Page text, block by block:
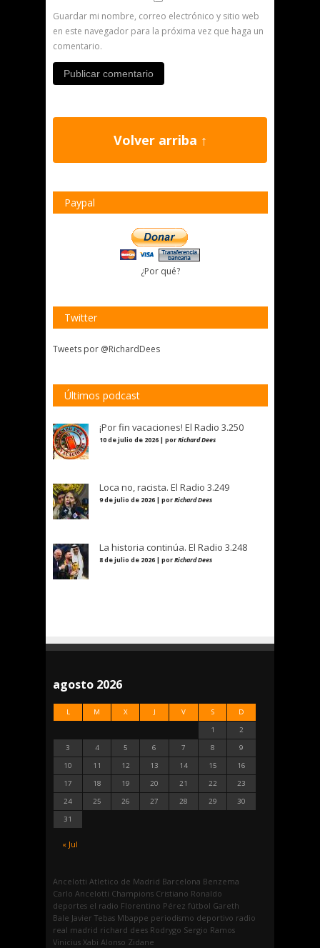
Guardar mi nombre, correo electrónico y sitio web
en este navegador para la próxima vez que haga un
comentario.
Volver arriba ↑
Paypal
¿Por qué?
Twitter
Tweets por @RichardDees
Últimos podcast
¡Por fin vacaciones! El Radio 3.250
10 de julio de 2026 | porRichard Dees
Loca no, racista. El Radio 3.249
9 de julio de 2026 | porRichard Dees
La historia continúa. El Radio 3.248
8 de julio de 2026 | porRichard Dees
agosto 2026
L M X J V S D
« Jul
1
2
3
4 5 6 7 8
9
10
11 12 13 14 15
16
17
18 19 20 21 22
23
24
25 26 27 28 29
30
31
Ancelotti Atletico de Madrid Barcelona Benzema
Carlo Ancelotti Champions Cristiano Ronaldo
deportes el radio Florentino Pérez fútbol Gareth
Bale Javier Tebas Mbappe periodismo deportivo radio
real madrid richard dees Rodrygo Sergio Ramos
Vinicius Xabi Alonso Zidane